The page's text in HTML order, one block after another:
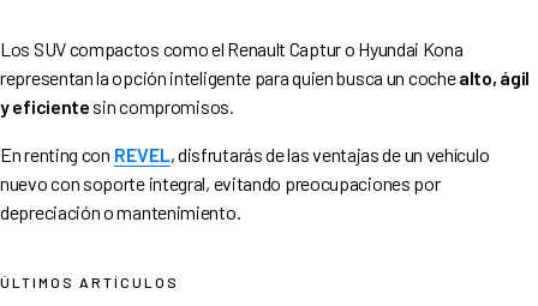
Los SUV compactos como el Renault Captur o Hyundai Kona
representan la opción inteligente para quien busca un cochealto, ágil
y eficiente sin compromisos.
En renting con REVEL, disfrutarás de las ventajas de un vehículo
nuevo con soporte integral, evitando preocupaciones por
depreciación o mantenimiento.
ÚLTIMOS ARTÍCULOS